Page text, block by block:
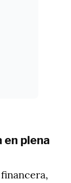
plena